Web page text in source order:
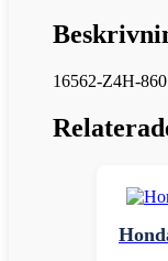
16562-Z4H-